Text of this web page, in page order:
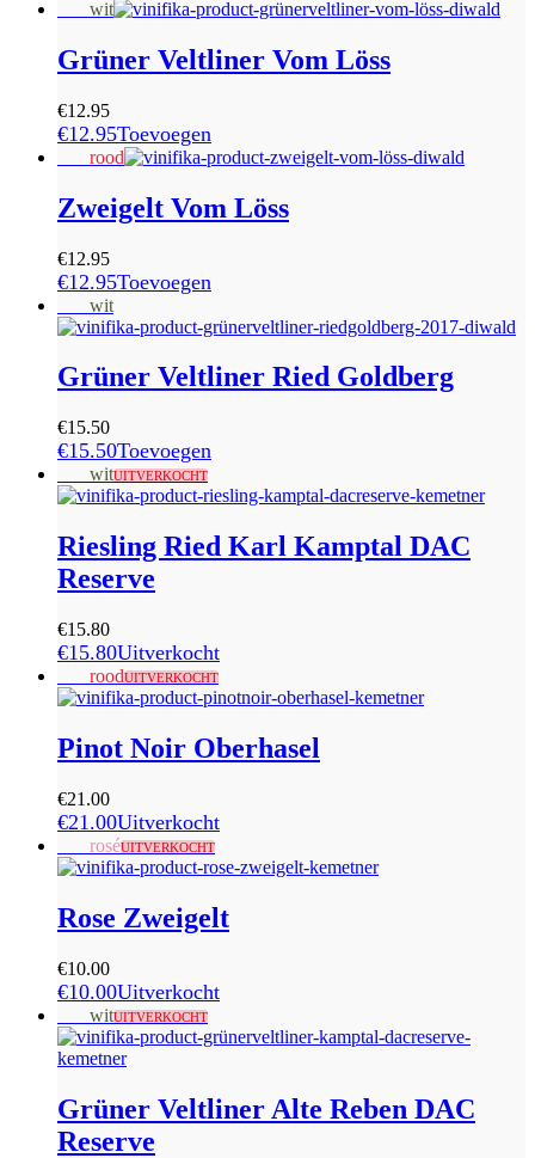
wit
Grüner Veltliner Vom Löss
€12.95
€12.95Toevoegen
rood
Zweigelt Vom Löss
€12.95
€12.95Toevoegen
wit
Grüner Veltliner Ried Goldberg
€15.50
€15.50Toevoegen
witUITVERKOCHT
Riesling Ried Karl Kamptal DAC
Reserve
€15.80
€15.80Uitverkocht
roodUITVERKOCHT
Pinot Noir Oberhasel
€21.00
€21.00Uitverkocht
roséUITVERKOCHT
Rose Zweigelt
€10.00
€10.00Uitverkocht
witUITVERKOCHT
Grüner Veltliner Alte Reben DAC
Reserve